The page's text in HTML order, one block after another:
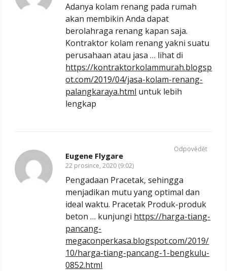
Adanya kolam renang pada rumah
akan membikin Anda dapat
berolahraga renang kapan saja.
Kontraktor kolam renang yakni suatu
perusahaan atau jasa … lihat di
https://kontraktorkolammurah.blogsp
ot.com/2019/04/jasa-kolam-renang-
palangkaraya.html untuk lebih
lengkap
Eugene Flygare
22 prosince, 2020 (9:02)
Pengadaan Pracetak, sehingga
menjadikan mutu yang optimal dan
ideal waktu. Pracetak Produk-produk
beton … kunjungi https://harga-tiang-
pancang-
megaconperkasa.blogspot.com/2019/
10/harga-tiang-pancang-1-bengkulu-
0852.html
Odpovědět